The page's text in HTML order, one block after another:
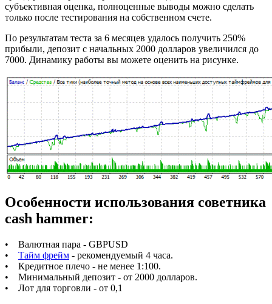
субъективная оценка, полноценные выводы можно сделать
только после тестирования на собственном счете.
По результатам теста за 6 месяцев удалось получить 250%
прибыли, депозит с начальных 2000 долларов увеличился до
7000. Динамику работы вы можете оценить на рисунке.
Особенности использования советника
cash hammer:
• Валютная пара - GBPUSD
• Тайм фрейм - рекомендуемый 4 часа.
• Кредитное плечо - не менее 1:100.
• Минимальный депозит - от 2000 долларов.
• Лот для торговли - от 0,1